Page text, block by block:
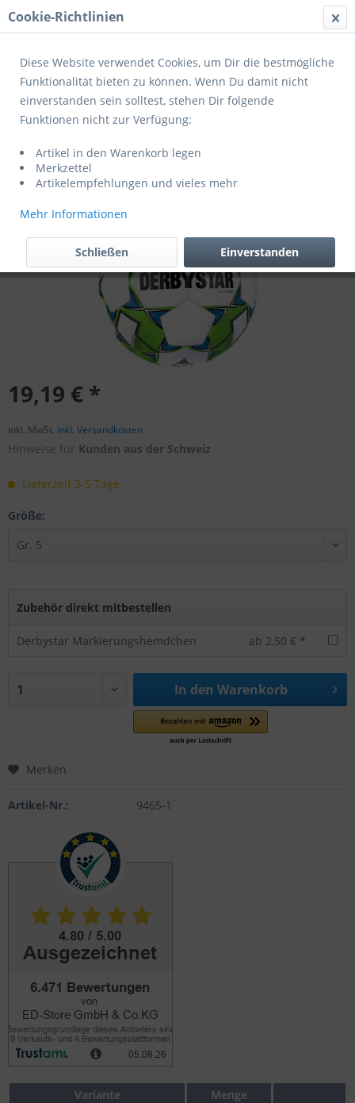
Menü
Übersicht Jugendbälle
Jugend-Trainingsball Weiss/Grün/Blau
19,19 € *
inkl. MwSt. inkl. Versandkosten
Hinweise für Kunden aus der Schweiz
Lieferzeit 3-5 Tage
Größe:
Zubehör direkt mitbestellen
Derbystar Markierungshemdchen ab 2,50 € *
In den Warenkorb
Merken
Artikel-Nr.: 9465-1
Variante
Menge
Cookie-Richtlinien
Diese Website verwendet Cookies, um Dir die bestmögliche
Funktionalität bieten zu können. Wenn Du damit nicht
einverstanden sein solltest, stehen Dir folgende
Funktionen nicht zur Verfügung:
Artikel in den Warenkorb legen
Merkzettel
Artikelempfehlungen und vieles mehr
Mehr Informationen
Einverstanden
Schließen